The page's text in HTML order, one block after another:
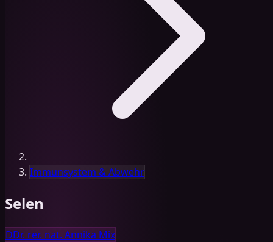
Immunsystem & Abwehr
Selen
DDr. rer. nat. Annika Mix